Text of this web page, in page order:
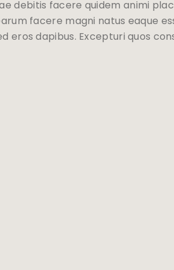
debitis facere quidem animi
facere magni natus eaque
eros dapibus. Excepturi quos